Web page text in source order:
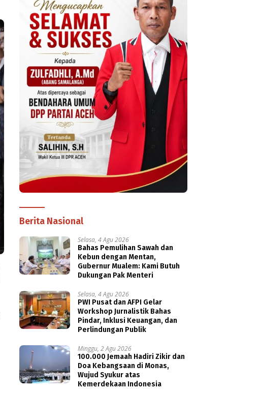
Berita Nasional
Selasa, 4 Agu 2026
Bahas Pemulihan Sawah dan
Kebun dengan Mentan,
Gubernur Mualem: Kami Butuh
Dukungan Pak Menteri
Selasa, 4 Agu 2026
PWI Pusat dan AFPI Gelar
Workshop Jurnalistik Bahas
Pindar, Inklusi Keuangan, dan
Perlindungan Publik
Minggu, 2 Agu 2026
100.000 Jemaah Hadiri Zikir dan
Doa Kebangsaan di Monas,
Wujud Syukur atas
Kemerdekaan Indonesia